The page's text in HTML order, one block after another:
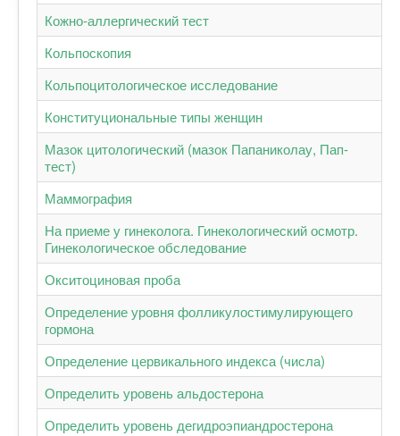
Кожно-аллергический тест
Кольпоскопия
Кольпоцитологическое исследование
Конституциональные типы женщин
Мазок цитологический (мазок Папаниколау, Пап-
тест)
Маммография
На приеме у гинеколога. Гинекологический осмотр.
Гинекологическое обследование
Окситоциновая проба
Определение уровня фолликулостимулирующего
гормона
Определение цервикального индекса (числа)
Определить уровень альдостерона
Определить уровень дегидроэпиандростерона